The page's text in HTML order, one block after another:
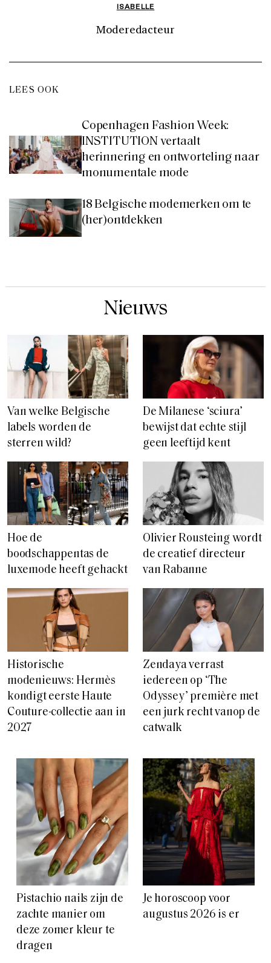
ISABELLE
Moderedacteur
LEES OOK
Copenhagen Fashion Week:
INSTITUTION vertaalt
herinnering en ontworteling naar
monumentale mode
18 Belgische modemerken om te
(her)ontdekken
Nieuws
Van welke Belgische
labels worden de
sterren wild?
De Milanese ‘sciura’
bewijst dat echte stijl
geen leeftijd kent
Hoe de
boodschappentas de
luxemode heeft gehackt
Olivier Rousteing wordt
de creatief directeur
van Rabanne
Historische
modenieuws: Hermès
kondigt eerste Haute
Couture-collectie aan in
2027
Zendaya verrast
iedereen op ‘The
Odyssey’ première met
een jurk recht vanop de
catwalk
Pistachio nails zijn de
zachte manier om
deze zomer kleur te
dragen
Je horoscoop voor
augustus 2026 is er